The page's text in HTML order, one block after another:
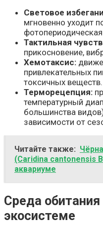
Световое
мгновенно уходит
Тактильная
прикосновение,
Хемотаксис:
привлекательных
токсичных веществ.
Терморецепция:
температурный
большинства
зависимости от
Читайте также:
(Caridina cantonensis
аквариуме
Среда обитания
экосистеме